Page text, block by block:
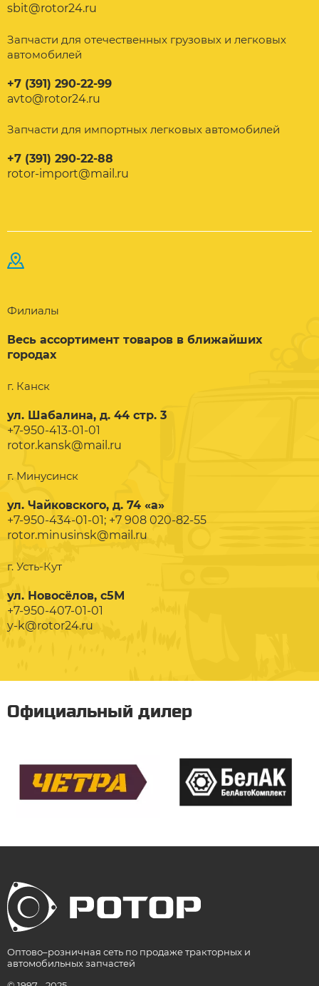
sbit@rotor24.ru
Запчасти для отечественных грузовых и легковых
автомобилей
+7 (391) 290-22-99
avto@rotor24.ru
Запчасти для импортных легковых автомобилей
+7 (391) 290-22-88
rotor-import@mail.ru
Филиалы
Весь ассортимент товаров в ближайших
городах
г. Канск
ул. Шабалина, д. 44 стр. 3
+7-950-413-01-01
rotor.kansk@mail.ru
г. Минусинск
ул. Чайковского, д. 74 «а»
+7-950-434-01-01; +7 908 020-82-55
rotor.minusinsk@mail.ru
г. Усть-Кут
ул. Новосёлов, с5М
+7-950-407-01-01
y-k@rotor24.ru
Официальный дилер
Оптово–розничная сеть по продаже тракторных и
автомобильных запчастей